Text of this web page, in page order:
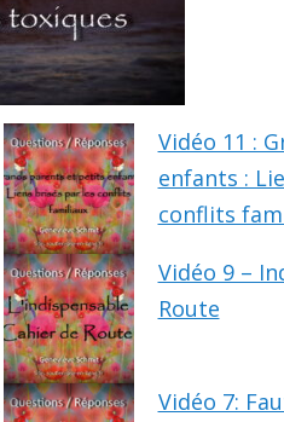
Vidéo 11 :
enfants :
conflits
Vidéo 9 –
Route
Vidéo 7: